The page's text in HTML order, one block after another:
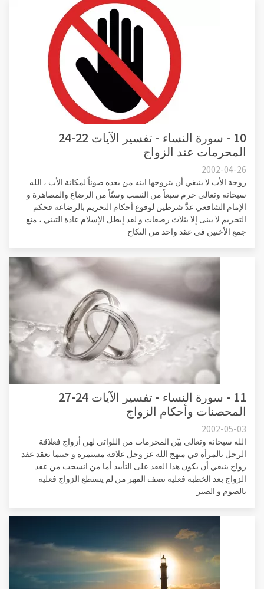
10 - سورة النساء - تفسير الآيات 22-24
المحرمات عند الزواج
2002-04-26
زوجة الأب لا ينبغي أن يتزوجها ابنه من بعده صوناً لمكانة الأب ، الله
سبحانه وتعالى حرم سبعاً من النسب وستّاً من الرضاع والمصاهرة و
الإمام الشافعي عدَّ شرطين لوقوع أحكام التحريم بالرضاعة فحكم
التحريم لا يبنى إلا بثلاث رضعات و لقد إبطل الإسلام عادة التبني ، منع
جمع الأختين في عقد واحد من النكاح
11 - سورة النساء - تفسير الآيات 24-27
المحصنات وأحكام الزواج
2002-05-03
الله سبحانه وتعالى بيّن المحرمات من اللواتي لهن أزواج فعلاقة
الرجل بالمرأة في منهج الله عز وجل علاقة مستمرة و حينما تعقد عقد
زواج ينبغي أن يكون هذا العقد على التأبيد أما من انسحب من عقد
الزواج بعد الخطبة فعليه نصف المهر من لم يستطع الزواج فعليه
بالصوم و الصبر